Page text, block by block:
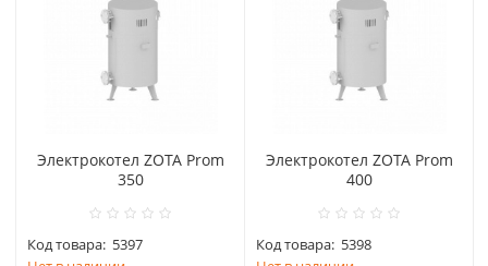
Электрокотел ZOTA Prom
350
Код товара: 5397
Электрокотел ZOTA Prom
400
Код товара: 5398